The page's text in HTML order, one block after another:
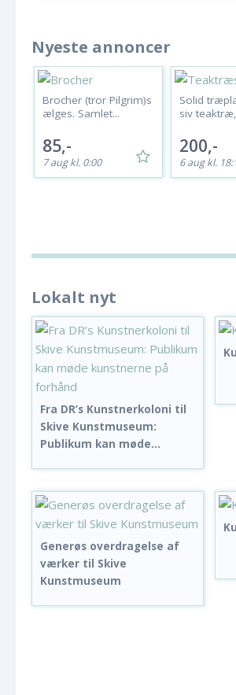
Nyeste annoncer
Brocher (tror Pilgrim)s
ælges. Samlet...
85,-
7 aug kl. 0:00
Solid
siv
200,-
6 aug kl.
Lokalt nyt
Fra DR’s Kunstnerkoloni til
Skive Kunstmuseum:
Publikum kan møde...
Generøs overdragelse af
værker til Skive
Kunstmuseum